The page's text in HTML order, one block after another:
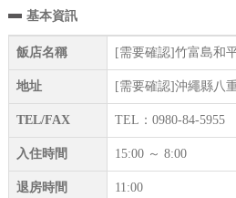
基本資訊
飯店名稱 [需要確認]竹富島和
地址 [需要確認]沖繩縣八
TEL/FAX TEL：0980-84-5955
入住時間 15:00 ～ 8:00
退房時間 11:00